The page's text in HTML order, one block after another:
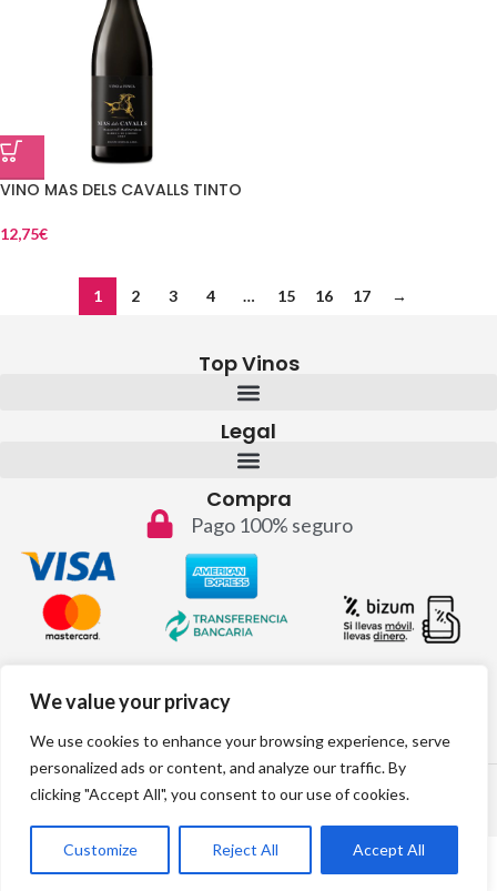
We value your privacy
We use cookies to enhance your browsing experience, serve
personalized ads or content, and analyze our traffic. By
clicking "Accept All", you consent to our use of cookies.
Customize Reject All Accept All
VINO MAS DELS CAVALLS TINTO
12,75€
1 2 3 4 … 15 16 17 →
Top Vinos
Legal
Compra
Pago 100% seguro
info@topvinos.com
2024 © Todos los derechos reservados
Desarrollo web por: